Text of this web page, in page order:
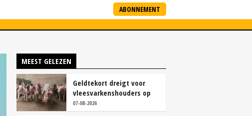
ABONNEMENT
MEEST GELEZEN
Geldtekort dreigt voor
vleesvarkenshouders op
vrije markt
07-08-2026